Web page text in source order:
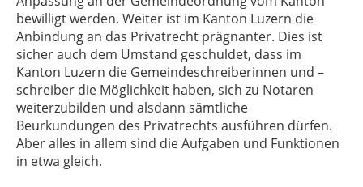
bewilligt werden. Weiter ist im Kanton Luzern die
Anbindung an das Privatrecht prägnanter. Dies ist
sicher auch dem Umstand geschuldet, dass im
Kanton Luzern die Gemeindeschreiberinnen und –
schreiber die Möglichkeit haben, sich zu Notaren
weiterzubilden und alsdann sämtliche
Beurkundungen des Privatrechts ausführen dürfen.
Aber alles in allem sind die Aufgaben und Funktionen
in etwa gleich.